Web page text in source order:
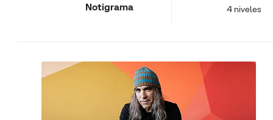
Notigrama 4 niveles